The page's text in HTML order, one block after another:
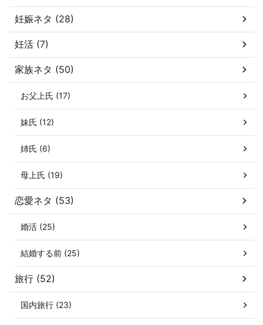
妊娠ネタ (28)
妊活 (7)
家族ネタ (50)
お父上氏 (17)
妹氏 (12)
姉氏 (6)
母上氏 (19)
恋愛ネタ (53)
婚活 (25)
結婚する前 (25)
旅行 (52)
国内旅行 (23)